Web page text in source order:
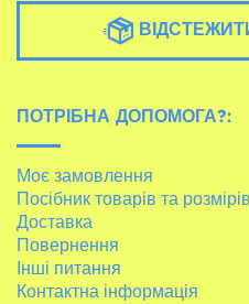
ПОТРІБНА ДОПОМОГА?:
Моє замовлення
Посібник товарів та розмірів
Доставка
Повернення
Інші питання
Контактна інформація